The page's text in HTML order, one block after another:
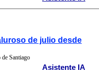
de julio desde
de Santiago
Asistente IA